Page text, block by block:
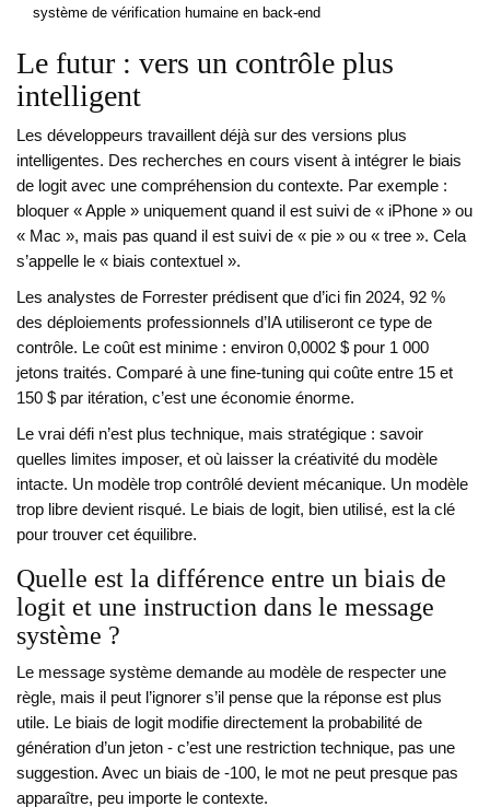
système de vérification humaine en back-end
Le futur : vers un contrôle plus
intelligent
Les développeurs travaillent déjà sur des versions plus
intelligentes. Des recherches en cours visent à intégrer le biais
de logit avec une compréhension du contexte. Par exemple :
bloquer « Apple » uniquement quand il est suivi de « iPhone » ou
« Mac », mais pas quand il est suivi de « pie » ou « tree ». Cela
s’appelle le « biais contextuel ».
Les analystes de Forrester prédisent que d’ici fin 2024, 92 %
des déploiements professionnels d’IA utiliseront ce type de
contrôle. Le coût est minime : environ 0,0002 $ pour 1 000
jetons traités. Comparé à une fine-tuning qui coûte entre 15 et
150 $ par itération, c’est une économie énorme.
Le vrai défi n’est plus technique, mais stratégique : savoir
quelles limites imposer, et où laisser la créativité du modèle
intacte. Un modèle trop contrôlé devient mécanique. Un modèle
trop libre devient risqué. Le biais de logit, bien utilisé, est la clé
pour trouver cet équilibre.
Quelle est la différence entre un biais de
logit et une instruction dans le message
système ?
Le message système demande au modèle de respecter une
règle, mais il peut l’ignorer s’il pense que la réponse est plus
utile. Le biais de logit modifie directement la probabilité de
génération d’un jeton - c’est une restriction technique, pas une
suggestion. Avec un biais de -100, le mot ne peut presque pas
apparaître, peu importe le contexte.